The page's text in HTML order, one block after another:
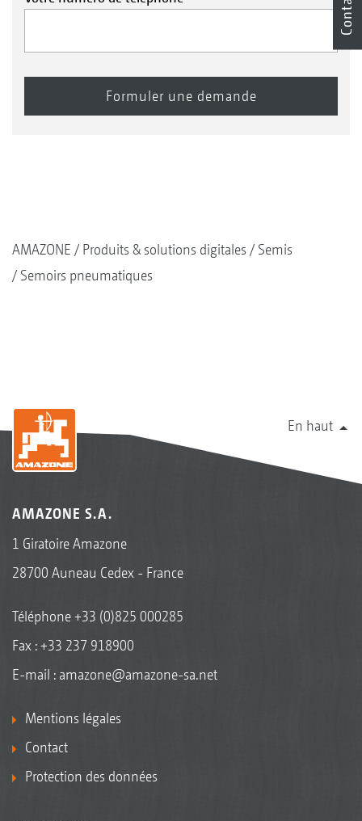
AMAZONE Produits & solutions digitales
Semis
Semoirs pneumatiques
En haut
AMAZONE S.A.
1 Giratoire Amazone
28700 Auneau Cedex - France
Téléphone+33 (0)825 000285
Fax : +33 237 918900
E-mail : amazone@amazone-sa.net
Mentions légales
Contact
Protection des données
Contact